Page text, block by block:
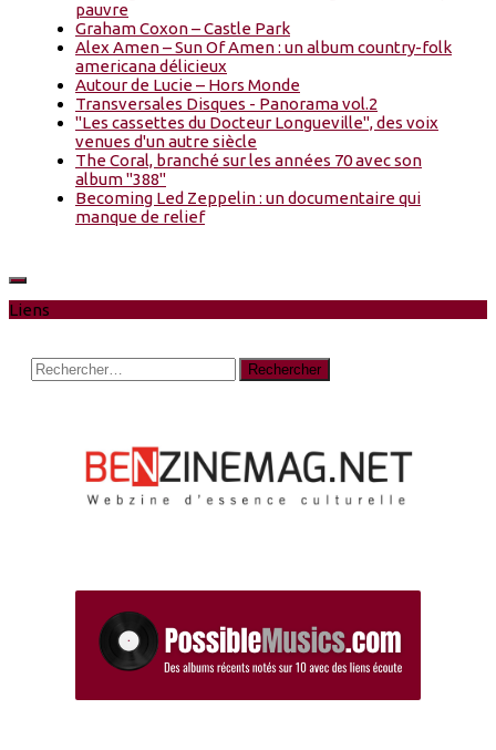
pauvre
Graham Coxon – Castle Park
Alex Amen – Sun Of Amen : un album country-folk
americana délicieux
Autour de Lucie – Hors Monde
Transversales Disques - Panorama vol.2
"Les cassettes du Docteur Longueville", des voix
venues d'un autre siècle
The Coral, branché sur les années 70 avec son
album "388"
Becoming Led Zeppelin : un documentaire qui
manque de relief
Liens
Rechercher :